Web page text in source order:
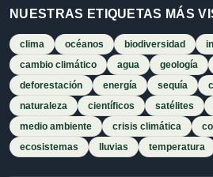
NUESTRAS ETIQUETAS MÁS
clima océanos biodiversidad
cambio climático
agua geología
deforestación
energía sequía
naturaleza
científicos satélites
medio ambiente
crisis climática
ecosistemas
lluvias temperatura